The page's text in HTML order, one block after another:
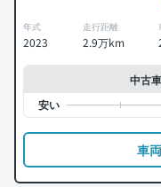
年式
2023
走行距離
2.9万km
中古
車